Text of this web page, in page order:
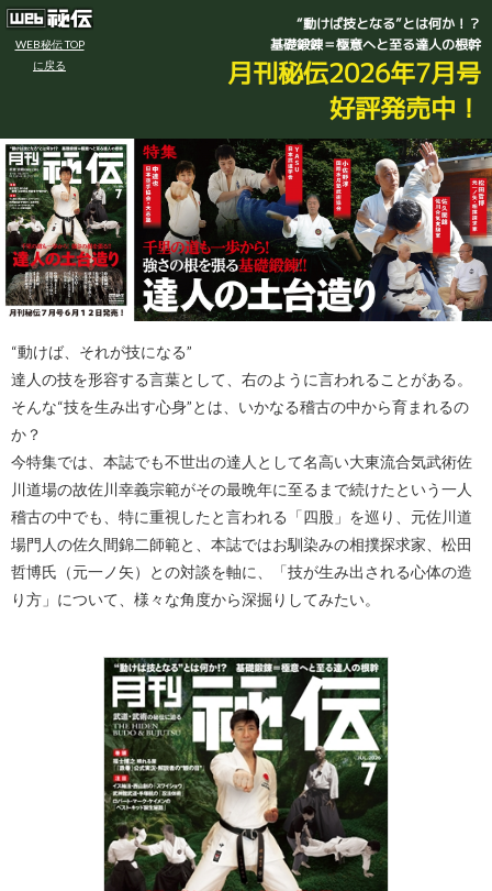
WEB秘伝 TOP
に戻る
“動けば技となる”とは何か！？
基礎鍛錬＝極意へと至る達人の根幹
月刊秘伝2026年7月号
好評発売中！
“動けば、それが技になる”
達人の技を形容する言葉として、右のように言われることがある。
そんな“技を生み出す心身”とは、いかなる稽古の中から育まれるの
か？
今特集では、本誌でも不世出の達人として名高い大東流合気武術佐
川道場の故佐川幸義宗範がその最晩年に至るまで続けたという一人
稽古の中でも、特に重視したと言われる「四股」を巡り、元佐川道
場門人の佐久間錦二師範と、本誌ではお馴染みの相撲探求家、松田
哲博氏（元一ノ矢）との対談を軸に、「技が生み出される心体の造
り方」について、様々な角度から深掘りしてみたい。